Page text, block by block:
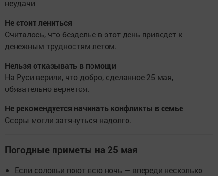
неудачи.
Не стоит лениться
Считалось, что безделье в этот день приведет к
денежным трудностям летом.
Нельзя отказывать в помощи
На Руси верили, что добро, сделанное 25 мая,
обязательно вернется.
Не рекомендуется начинать конфликты в семье
Ссоры могли затянуться надолго.
Погодные приметы на 25 мая
Если соловьи поют всю ночь — впереди несколько